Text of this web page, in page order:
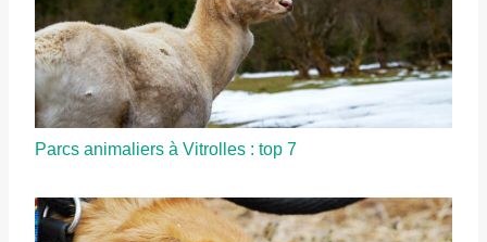
Parcs animaliers à Vitrolles : top 7